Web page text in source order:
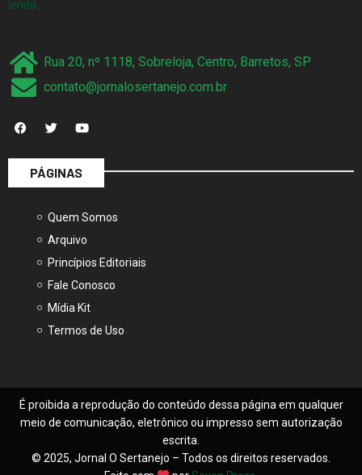
lendo…
Rua 20, nº 1118, Sobreloja, Centro, Barretos, SP
contato@jornalosertanejo.com.br
PÁGINAS
Quem Somos
Arquivo
Princípios Editoriais
Fale Conosco
Mídia Kit
Termos de Uso
É proibida a reprodução do conteúdo dessa página em qualquer
meio de comunicação, eletrônico ou impresso sem autorização
escrita.
© 2025, Jornal O Sertanejo – Todos os direitos reservados.